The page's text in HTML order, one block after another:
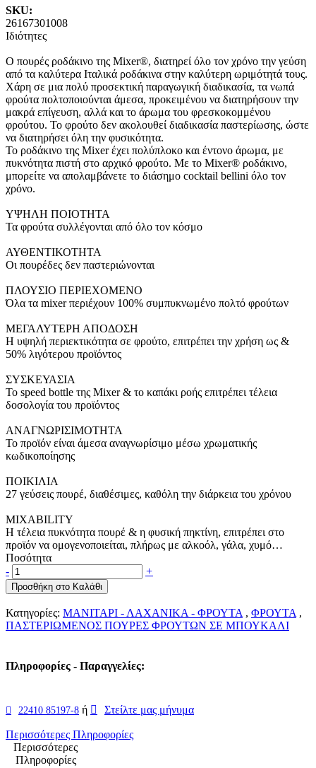
SKU:
26167301008
Ιδιότητες
O πουρές ροδάκινο της Mixer®, διατηρεί όλο τον χρόνο την γεύση
από τα καλύτερα Iταλικά ροδάκινα στην καλύτερη ωριμότητά τους.
Χάρη σε μια πολύ προσεκτική παραγωγική διαδικασία, τα νωπά
φρούτα πολτοποιούνται άμεσα, προκειμένου να διατηρήσουν την
μακρά επίγευση, αλλά και το άρωμα του φρεσκοκομμένου
φρούτου. Το φρούτο δεν ακολουθεί διαδικασία παστερίωσης, ώστε
να διατηρήσει όλη την φυσικότητα.
Το ροδάκινο της Mixer έχει πολύπλοκο και έντονο άρωμα, με
πυκνότητα πιστή στο αρχικό φρούτο. Με το Mixer® ροδάκινο,
μπορείτε να απολαμβάνετε το διάσημο cocktail bellini όλο τον
χρόνο.
ΥΨΗΛΗ ΠΟΙΟΤΗΤΑ
Τα φρούτα συλλέγονται από όλο τον κόσμο
ΑΥΘΕΝΤΙΚΟΤΗΤΑ
Οι πουρέδες δεν παστεριώνονται
ΠΛΟΥΣΙΟ ΠΕΡΙΕΧΟΜΕΝΟ
Όλα τα mixer περιέχουν 100% συμπυκνωμένο πολτό φρούτων
ΜΕΓΑΛΥΤΕΡΗ ΑΠΟΔΟΣΗ
Η υψηλή περιεκτικότητα σε φρούτο, επιτρέπει την χρήση ως &
50% λιγότερου προϊόντος
ΣΥΣΚΕΥΑΣΙΑ
To speed bottle της Mixer & το καπάκι ροής επιτρέπει τέλεια
δοσολογία του προϊόντος
ΑΝΑΓΝΩΡΙΣΙΜΟΤΗΤΑ
Το προϊόν είναι άμεσα αναγνωρίσιμο μέσω χρωματικής
κωδικοποίησης
ΠΟΙΚΙΛΙΑ
27 γεύσεις πουρέ, διαθέσιμες, καθόλη την διάρκεια του χρόνου
MIXABILITY
Η τέλεια πυκνότητα πουρέ & η φυσική πηκτίνη, επιτρέπει στο
προϊόν να ομογενοποιείται, πλήρως με αλκοόλ, γάλα, χυμό…
Ποσότητα
-
+
Προσθήκη στο Καλάθι
Κατηγορίες: ΜΑΝΙΤΑΡΙ - ΛΑΧΑΝΙΚΑ - ΦΡΟΥΤΑ , ΦΡΟΥΤΑ ,
ΠΑΣΤΕΡΙΩΜΕΝΟΣ ΠΟΥΡΕΣ ΦΡΟΥΤΩΝ ΣΕ ΜΠΟΥΚΑΛΙ
Πληροφορίες - Παραγγελίες:
22410 85197-8 ή Στείλτε μας μήνυμα
Περισσότερες Πληροφορίες
Περισσότερες
Πληροφορίες